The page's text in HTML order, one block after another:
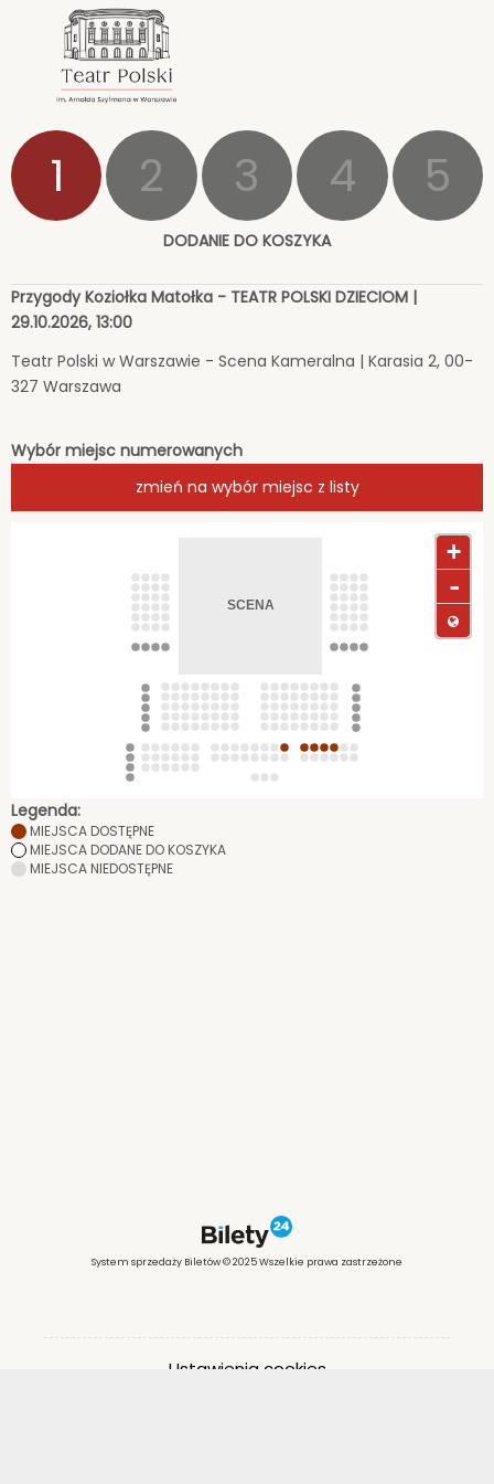
1 2 3 4 5
DODANIE DO KOSZYKA
Przygody Koziołka Matołka - TEATR POLSKI DZIECIOM |
29.10.2026, 13:00
Teatr Polski w Warszawie - Scena Kameralna | Karasia 2, 00-
327 Warszawa
Wybór miejsc numerowanych
zmień na wybór miejsc z listy
+
-
Legenda:
MIEJSCA DOSTĘPNE
MIEJSCA DODANE DO KOSZYKA
MIEJSCA NIEDOSTĘPNE
System sprzedaży Biletów © 2025 Wszelkie prawa zastrzeżone
Ustawienia cookies